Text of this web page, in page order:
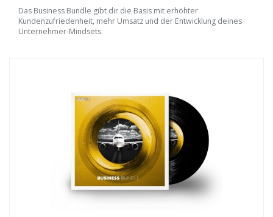
Das Business Bundle gibt dir die Basis mit erhöhter
Kundenzufriedenheit, mehr Umsatz und der Entwicklung deines
Unternehmer-Mindsets.